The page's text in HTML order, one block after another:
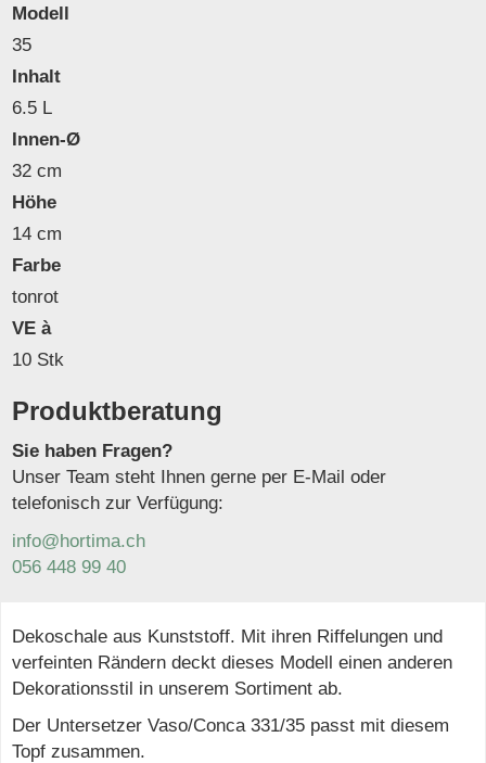
Modell
35
Inhalt
6.5 L
Innen-Ø
32 cm
Höhe
14 cm
Farbe
tonrot
VE à
10 Stk
Produktberatung
Sie haben Fragen?
Unser Team steht Ihnen gerne per E-Mail oder
telefonisch zur Verfügung:
info@hortima.ch
056 448 99 40
Dekoschale aus Kunststoff. Mit ihren Riffelungen und
verfeinten Rändern deckt dieses Modell einen anderen
Dekorationsstil in unserem Sortiment ab.
Der Untersetzer Vaso/Conca 331/35 passt mit diesem
Topf zusammen.